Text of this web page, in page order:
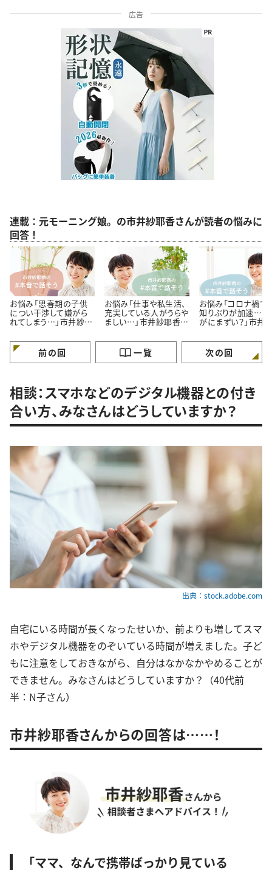
広告
連載：元モーニング娘。の市井紗耶香さんが読者の悩みに
回答！
お悩み「思春期の子供
につい干渉して嫌がら
れてしまう…」市井紗耶
お悩み「仕事や私生活、
充実している人がうらや
ましい…」市井紗耶香さ
お悩み「コロナ禍で
知りぶりが加速…さ
がにまずい？」市井
前の回 一覧 次の回
相談：スマホなどのデジタル機器との付き
合い方、みなさんはどうしていますか？
出典：stock.adobe.com
自宅にいる時間が長くなったせいか、前よりも増してスマ
ホやデジタル機器をのぞいている時間が増えました。子ど
もに注意をしておきながら、自分はなかなかやめることが
できません。みなさんはどうしていますか？（40代前
半：N子さん）
市井紗耶香さんからの回答は……！
「ママ、なんで携帯ばっかり見ている